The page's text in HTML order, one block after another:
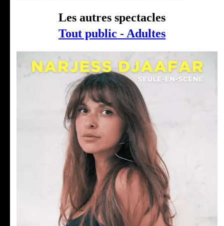
Les autres spectacles
Tout public - Adultes